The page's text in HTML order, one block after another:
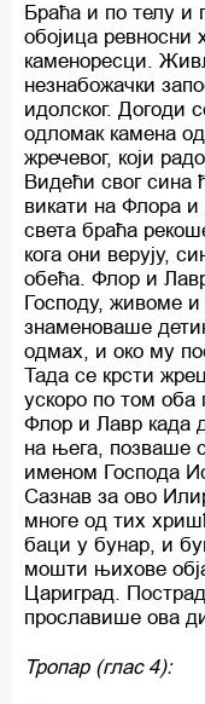
Браћа и по телу
обојица ревносни
каменоресци.
незнабожачки
идолског. Догоди
одломак камена
жречевог, који
Видећи свог сина
викати на Флора
света браћа
кога они верују,
обећа. Флор и
Господу, живоме
знаменоваше
одмах, и око му
Тада се крсти
ускоро по том
Флор и Лавр када
на њега, позваше
именом Господа
Сазнав за ово
многе од тих
баци у бунар, и
мошти њихове
Цариград.
прославише ова
Тропар (глас 4):